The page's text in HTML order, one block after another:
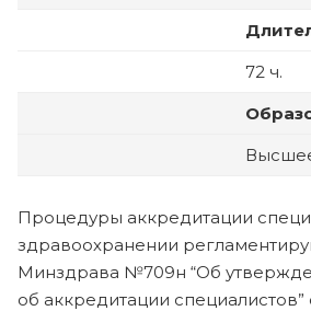
72 ч.
Процедуры аккредитации
здравоохранении
Минздрава №709н “Об
об аккредитации специалистов”